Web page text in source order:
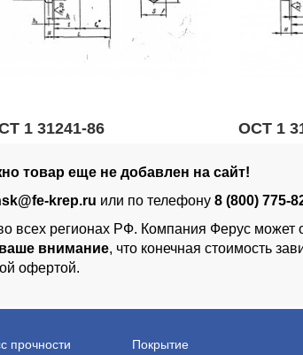
1 31241-86 ОСТ 1
товар еще не добавлен на сайт!
krep.ru или по телефону 8 (800) 775-
всех регионах РФ. Компания Ферус может
внимание, что конечная стоимость
офертой.
прочности Покрытие